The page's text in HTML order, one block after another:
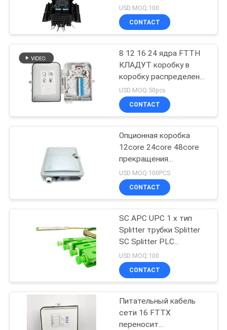
НОВОСТИ
СЛУЧАИ
КАРТА
САЙТА
POLICY
оптического волокна
Splitter PLC ядра
USD MOQ:100
CONTACT
8 12 16 24 ядра FTTH
КЛАДУТ коробку в
коробку распределения
терминала доступа
волокна/кабеля
стекловолокна
USD MOQ:50pcs
CONTACT
Опционная коробка
12core 24core 48core
прекращения
распределения
оптического волокна
USD MOQ:100PCS
CONTACT
SC APC UPC 1 x тип
Splitter трубки Splitter
SC Splitter PLC
оптического волокна 8
мини
USD MOQ:100
CONTACT
Питательный кабель
сети 16 FTTX
переносит